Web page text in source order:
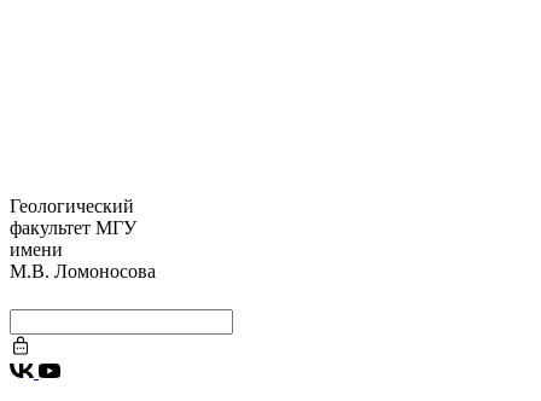
Геологический
факультет МГУ
имени
М.В. Ломоносова